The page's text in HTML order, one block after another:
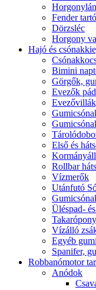
Fender
Dörzsléc
Horgony
Hajó és
Bimini
Görgők,
Evezők
Első és
Rollbar
Vízmerők
Utánfutó
Üléspad-
Vízálló
Egyéb
Spanifer,
Robbanómotor
Anódok